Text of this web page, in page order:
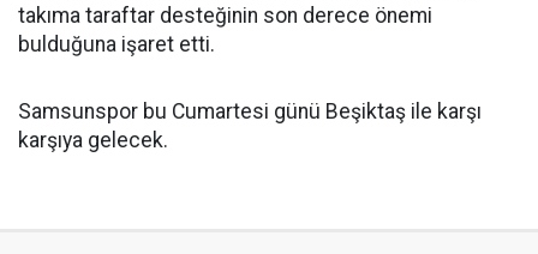
takıma taraftar desteğinin son derece önemi
bulduğuna işaret etti.
Samsunspor bu Cumartesi günü Beşiktaş ile karşı
karşıya gelecek.